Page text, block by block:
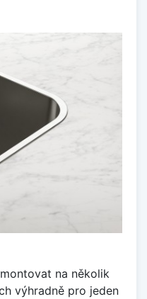
na několik
výhradně pro jeden